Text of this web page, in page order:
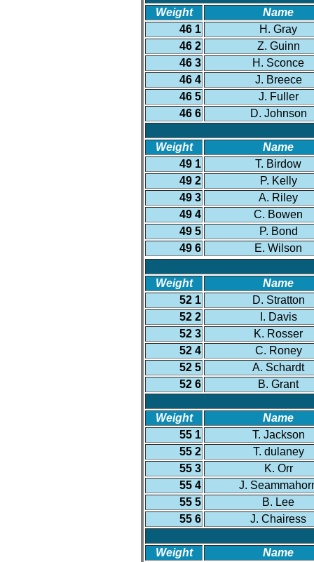
Weight
Name
46 1
H. Gray
46 2
Z. Guinn
46 3
H. Sconce
46 4
J. Breece
46 5
J. Fuller
46 6
D. Johnson
Weight
Name
49 1
T. Birdow
49 2
P. Kelly
49 3
A. Riley
49 4
C. Bowen
49 5
P. Bond
49 6
E. Wilson
Weight
Name
52 1
D. Stratton
52 2
I. Davis
52 3
K. Rosser
52 4
C. Roney
52 5
A. Schardt
52 6
B. Grant
Weight
Name
55 1
T. Jackson
55 2
T. dulaney
55 3
K. Orr
55 4
J.
55 5
B. Lee
55 6
J. Chairess
Weight
Name